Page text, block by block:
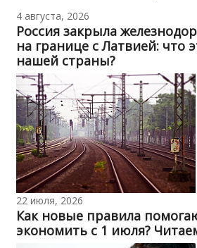
4 августа, 2026
Россия закрыла
на границе с Латвией: что
нашей страны?
22 июля, 2026
Как новые правила
экономить с 1 июля?